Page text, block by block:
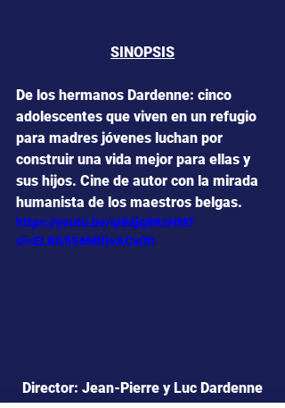
SINOPSIS
De los hermanos Dardenne: cinco
adolescentes que viven en un refugio
para madres jóvenes luchan por
construir una vida mejor para ellas y
sus hijos. Cine de autor con la mirada
humanista de los maestros belgas.
https://youtu.be/qI8djqBKsHM?
si=ELRG5S6MlQvACvOh
Director: Jean-Pierre y Luc Dardenne